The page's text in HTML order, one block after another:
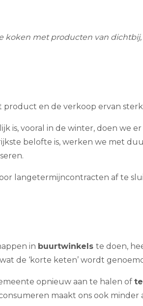
koken met producten van
en de verkoop ervan
is, vooral in de winter, doen we
belofte is, werken we met
langetermijncontracten af te
in buurtwinkels te doen,
de ‘korte keten’ wordt
opnieuw aan te halen of
maakt ons ook